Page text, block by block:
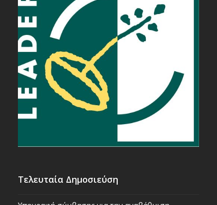
Τελευταία Δημοσιεύση